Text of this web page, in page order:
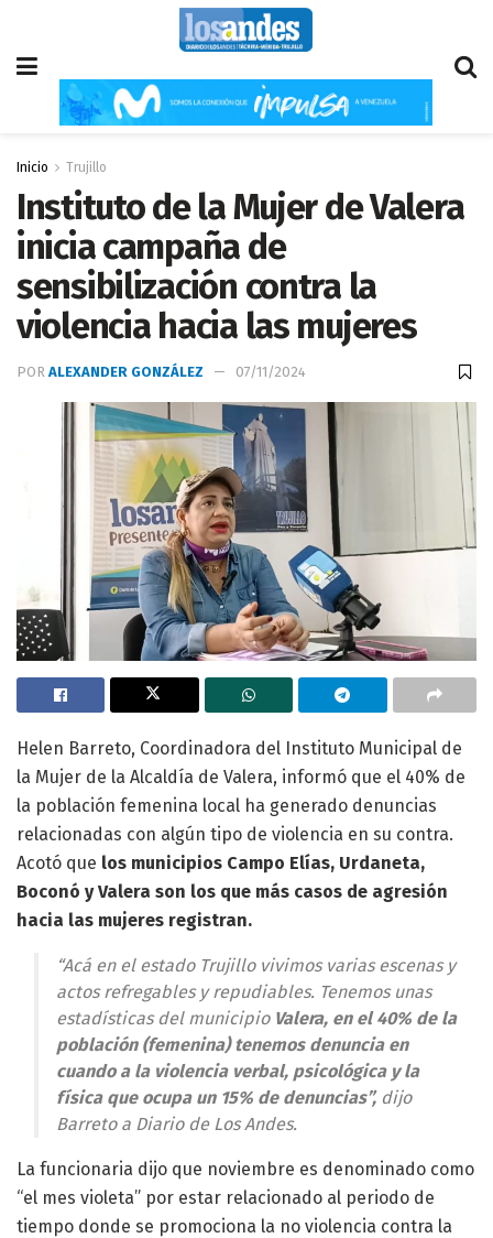
Inicio Trujillo
Instituto de la Mujer de Valera
inicia campaña de
sensibilización contra la
violencia hacia las mujeres
POR ALEXANDER GONZÁLEZ 07/11/2024
Helen Barreto, Coordinadora del Instituto Municipal de
la Mujer de la Alcaldía de Valera, informó que el 40% de
la población femenina local ha generado denuncias
relacionadas con algún tipo de violencia en su contra.
Acotó que los municipios Campo Elías, Urdaneta,
Boconó y Valera son los que más casos de agresión
hacia las mujeres registran.
“Acá en el estado Trujillo vivimos varias escenas y
actos refregables y repudiables. Tenemos unas
estadísticas del municipio Valera, en el 40% de la
población (femenina) tenemos denuncia en
cuando a la violencia verbal, psicológica y la
física que ocupa un 15% de denuncias”, dijo
Barreto a Diario de Los Andes.
La funcionaria dijo que noviembre es denominado como
“el mes violeta” por estar relacionado al periodo de
tiempo donde se promociona la no violencia contra la